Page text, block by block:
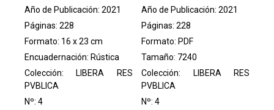
Año de Publicación: 2021
Páginas: 228
Formato: 16 x 23 cm
Encuadernación: Rústica
Colección:
LIBERA RES
PVBLICA
Nº: 4
Año de Publicación: 2021
Páginas: 228
Formato: PDF
Tamaño: 7240
Colección:
LIBERA RES
PVBLICA
Nº: 4